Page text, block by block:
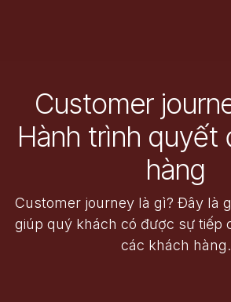
Customer
Hành trình quyết
hàng
Customer journey là gì? Đây là
giúp quý khách có được sự tiếp
các khách hàng.